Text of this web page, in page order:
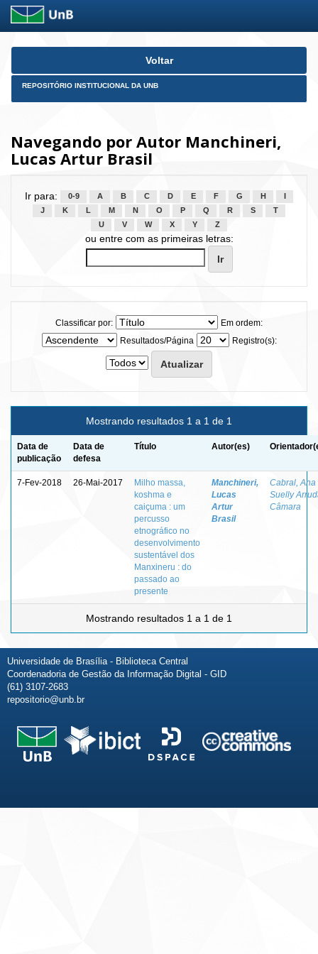
Skip
Voltar
REPOSITÓRIO INSTITUCIONAL DA UNB
Navegando por Autor Manchineri,
Lucas Artur Brasil
Ir para: 0-9 A B C D E F G H
J
K L M N O P Q R S
T
U
V W X Y Z
ou entre com as primeiras letras:
Classificar por:
Em ordem:
Resultados/Página
Registro(s):
Mostrando resultados 1 a 1 de 1
Data de
publicação
Data de
defesa
Título Autor(es)
7-Fev-2018 26-Mai-2017
Milho massa,
koshma e
caiçuma : um
percusso
etnográfico no
desenvolvimento
sustentável dos
Manxineru : do
passado ao
presente
Manchineri,
Lucas
Artur
Brasil
Cabral, Ana
Suelly
Câmara
Mostrando resultados 1 a 1 de 1
Universidade de Brasília - Biblioteca Central
Coordenadoria de Gestão da Informação Digital - GID
(61) 3107-2683
repositorio@unb.br